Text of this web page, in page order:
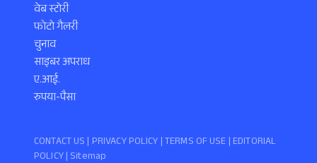
वेब स्टोरी
फोटो गैलरी
चुनाव
साइबर अपराध
ए.आई.
रुपया-पैसा
CONTACT US | PRIVACY POLICY |TERMS OF USE | EDITORIAL
POLICY| Sitemap